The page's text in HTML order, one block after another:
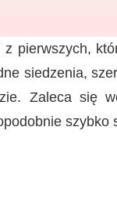
pierwszych,
siedzenia,
Zaleca się
szybko